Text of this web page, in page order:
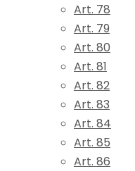
Art. 78
Art. 79
Art. 80
Art. 81
Art. 82
Art. 83
Art. 84
Art. 85
Art. 86